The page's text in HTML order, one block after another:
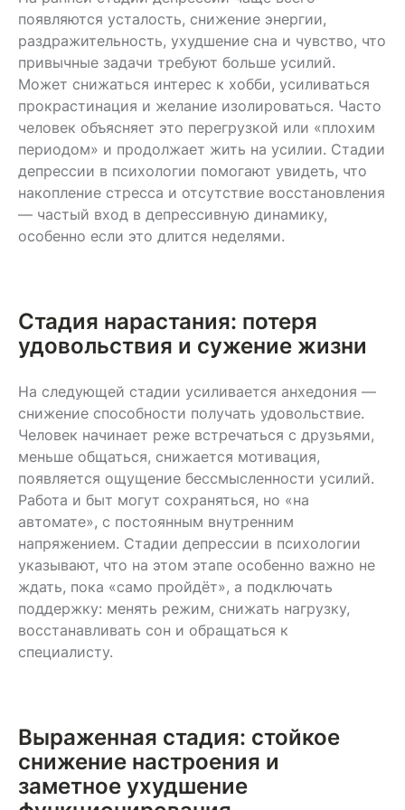
эффектом.
появляются усталость, снижение энергии,
раздражительность, ухудшение сна и чувство, что
привычные задачи требуют больше усилий.
Может снижаться интерес к хобби, усиливаться
прокрастинация и желание изолироваться. Часто
человек объясняет это перегрузкой или «плохим
периодом» и продолжает жить на усилии. Стадии
депрессии в психологии помогают увидеть, что
накопление стресса и отсутствие восстановления
— частый вход в депрессивную динамику,
особенно если это длится неделями.
Стадия нарастания: потеря
удовольствия и сужение жизни
На следующей стадии усиливается анхедония —
снижение способности получать удовольствие.
Человек начинает реже встречаться с друзьями,
меньше общаться, снижается мотивация,
появляется ощущение бессмысленности усилий.
Работа и быт могут сохраняться, но «на
автомате», с постоянным внутренним
напряжением. Стадии депрессии в психологии
указывают, что на этом этапе особенно важно не
ждать, пока «само пройдёт», а подключать
поддержку: менять режим, снижать нагрузку,
восстанавливать сон и обращаться к
специалисту.
Выраженная стадия: стойкое
снижение настроения и
заметное ухудшение